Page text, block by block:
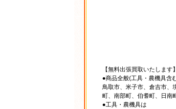
【無料出張買取いたします】
●商品全般(工具・農機具含む
鳥取市、米子市、倉吉市、
町、南部町、伯耆町、日南
●工具・農機具は